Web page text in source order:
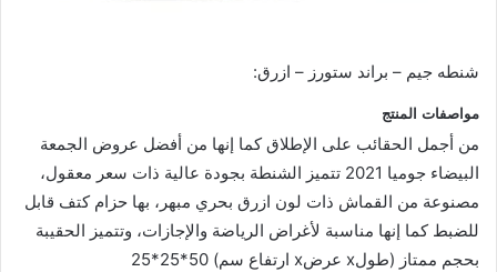
شنطه جيم – براند ستورز – ازرق:
مواصفات المنتج
من أجمل الحقائب على الإطلاق كما إنها من أفضل عروض الجمعة
البيضاء جوميا 2021 تتميز الشنطة بجودة عالية ذات سعر معقول،
مصنوعة من القماش ذات لون ازرق بحري مبهر، بها حزام كتف قابل
للضبط كما إنها مناسبة لأغراض الرياضة والإجازات، وتتميز الحقيبة
بحجم ممتاز (طولx عرضx ارتفاع سم) 50*25*25